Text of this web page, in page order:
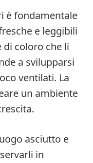
è fondamentale
e leggibili
di coloro che li
a svilupparsi
ventilati. La
un ambiente
asciutto e
in